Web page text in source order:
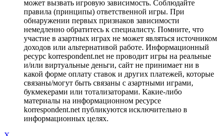
может вызвать игровую зависимость. Соблюдайте
правила (принципы) ответственной игры. При
обнаружении первых признаков зависимости
немедленно обратитесь к специалисту. Помните, что
участие в азартных играх не может являться источником
доходов или альтернативой работе. Информационный
ресурс korrespondent.net не проводит игры на реальные
и/или виртуальные деньги, сайт не принимает ни в
какой форме оплату ставок и других платежей, которые
связаны/могут быть связаны с азартными играми,
букмекерами или тотализаторами. Какие-либо
материалы на информационном ресурсе
korrespondent.net публикуются исключительно в
информационных целях.